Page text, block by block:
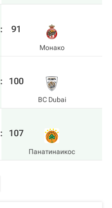
: 91
Монако
: 100
BC Dubai
: 107
Панатинаикос